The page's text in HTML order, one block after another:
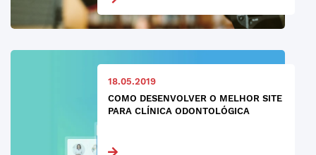
18.05.2019
COMO DESENVOLVER O MELHOR SITE
PARA CLÍNICA ODONTOLÓGICA